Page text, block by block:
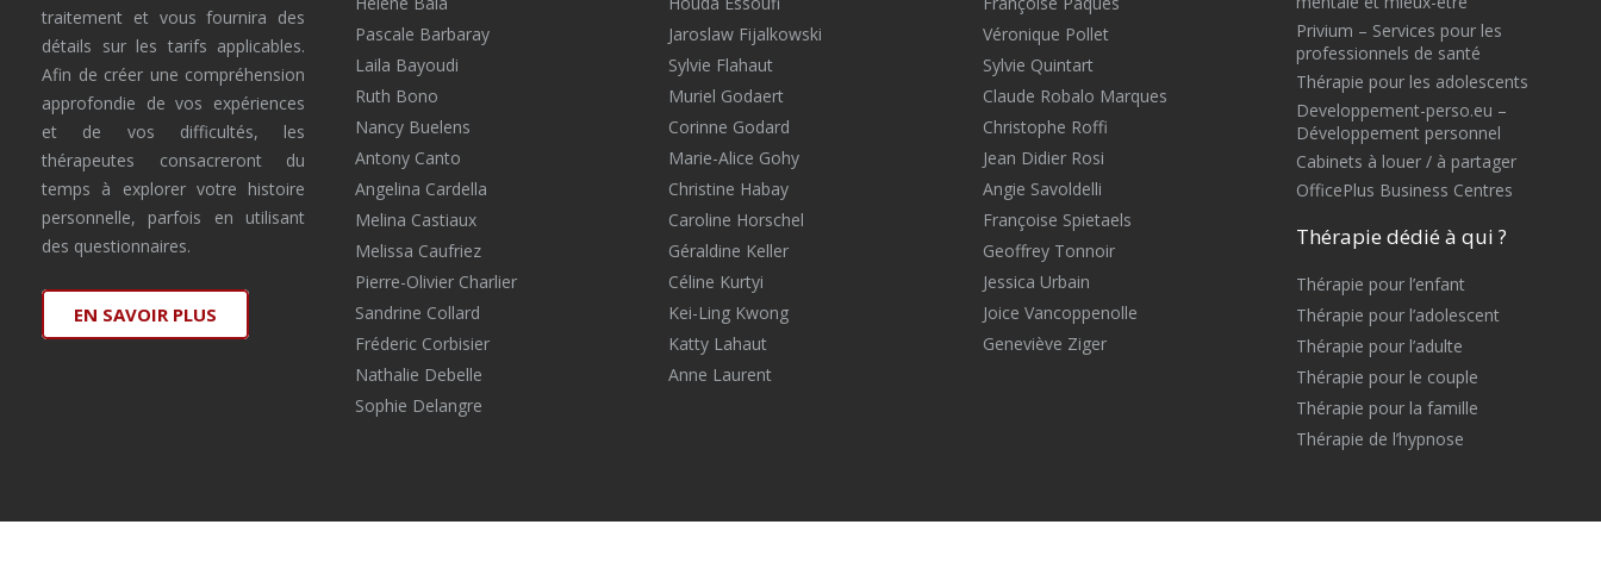
traitement et vous fournira des
détails sur les tarifs applicables.
Afin de créer une compréhension
approfondie de vos expériences
et de vos difficultés, les
thérapeutes consacreront du
temps à explorer votre histoire
personnelle, parfois en utilisant
des questionnaires.
EN SAVOIR PLUS
Pascale Barbaray
Laila Bayoudi
Ruth Bono
Nancy Buelens
Antony Canto
Angelina Cardella
Melina Castiaux
Melissa Caufriez
Pierre-Olivier Charlier
Sandrine Collard
Fréderic Corbisier
Nathalie Debelle
Sophie Delangre
Jaroslaw Fijalkowski
Sylvie Flahaut
Muriel Godaert
Corinne Godard
Marie-Alice Gohy
Christine Habay
Caroline Horschel
Géraldine Keller
Céline Kurtyi
Kei-Ling Kwong
Katty Lahaut
Anne Laurent
Véronique Pollet
Sylvie Quintart
Claude Robalo Marques
Christophe Roffi
Jean Didier Rosi
Angie Savoldelli
Françoise Spietaels
Geoffrey Tonnoir
Jessica Urbain
Joice Vancoppenolle
Geneviève Ziger
Privium – Services pour les
professionnels de santé
Thérapie pour les adolescents
Developpement-perso.eu –
Développement personnel
Cabinets à louer / à partager
OfficePlus Business Centres
Thérapie dédié à qui ?
Thérapie pour l’enfant
Thérapie pour l’adolescent
Thérapie pour l’adulte
Thérapie pour le couple
Thérapie pour la famille
Thérapie de l’hypnose